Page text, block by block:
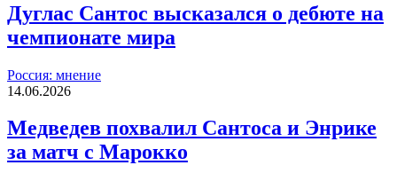
Дуглас Сантос высказался о дебюте на
чемпионате мира
Россия: мнение
14.06.2026
Медведев похвалил Сантоса и Энрике
за матч с Марокко